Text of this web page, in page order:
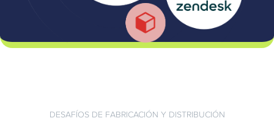
DESAFÍOS DE FABRICACIÓN Y DISTRIBUCIÓN